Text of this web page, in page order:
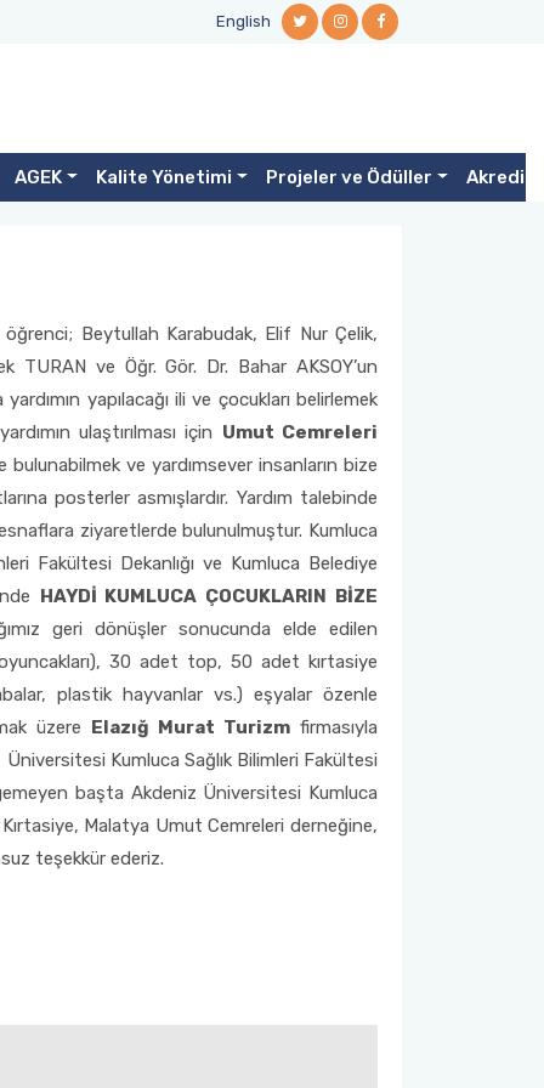
English
AGEK Kalite Yönetimi Projeler ve Ödüller
Beytullah Karabudak, Elif Nur Çelik,
TURAN ve Öğr. Gör. Dr. Bahar AKSOY’un
yapılacağı ili ve çocukları belirlemek
ulaştırılması için Umut Cemreleri
ve yardımsever insanların bize
posterler asmışlardır. Yardım talebinde
ziyaretlerde bulunulmuştur. Kumluca
Fakültesi Dekanlığı ve Kumluca Belediye
HAYDİ KUMLUCA ÇOCUKLARIN BİZE
geri dönüşler sonucunda elde edilen
30 adet top, 50 adet kırtasiye
plastik hayvanlar vs.) eşyalar özenle
üzere Elazığ Murat Turizm firmasıyla
Kumluca Sağlık Bilimleri Fakültesi
başta Akdeniz Üniversitesi Kumluca
Malatya Umut Cemreleri derneğine,
teşekkür ederiz.